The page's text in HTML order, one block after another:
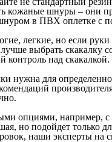
кожаные шнуры – они
в ПВХ оплетке с
легкие, но если
выбрать скакалку
контроль над скакалкой.
нужна для
опциями, например,
но подойдет только
наши эксперты на